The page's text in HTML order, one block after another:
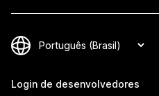
Login de desenvolvedores